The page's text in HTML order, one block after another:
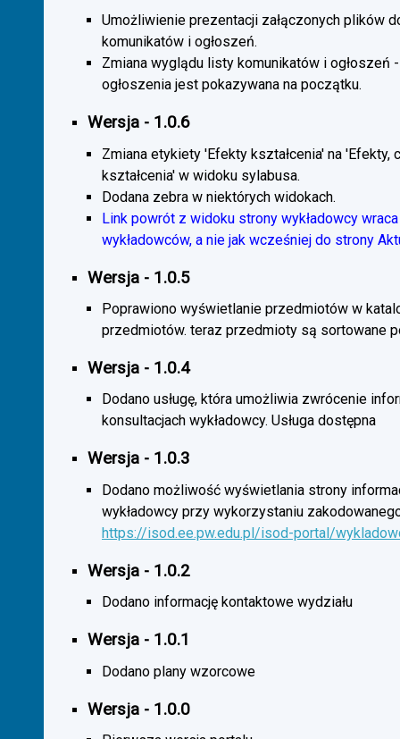
Umożliwienie prezentacji załączonych plików
komunikatów i ogłoszeń.
Zmiana wyglądu listy komunikatów i ogłoszeń
ogłoszenia jest pokazywana na początku.
Wersja - 1.0.6
Zmiana etykiety 'Efekty kształcenia' na 'Efekty,
kształcenia' w widoku sylabusa.
Dodana zebra w niektórych widokach.
Link powrót z widoku strony wykładowcy
wykładowców, a nie jak wcześniej do strony
Wersja - 1.0.5
Poprawiono wyświetlanie przedmiotów w
przedmiotów. teraz przedmioty są sortowane
Wersja - 1.0.4
Dodano usługę, która umożliwia zwrócenie
konsultacjach wykładowcy. Usługa dostępna
Wersja - 1.0.3
Dodano możliwość wyświetlania strony
wykładowcy przy wykorzystaniu
https://isod.ee.pw.edu.pl/isod-portal/
Wersja - 1.0.2
Dodano informację kontaktowe wydziału
Wersja - 1.0.1
Dodano plany wzorcowe
Wersja - 1.0.0